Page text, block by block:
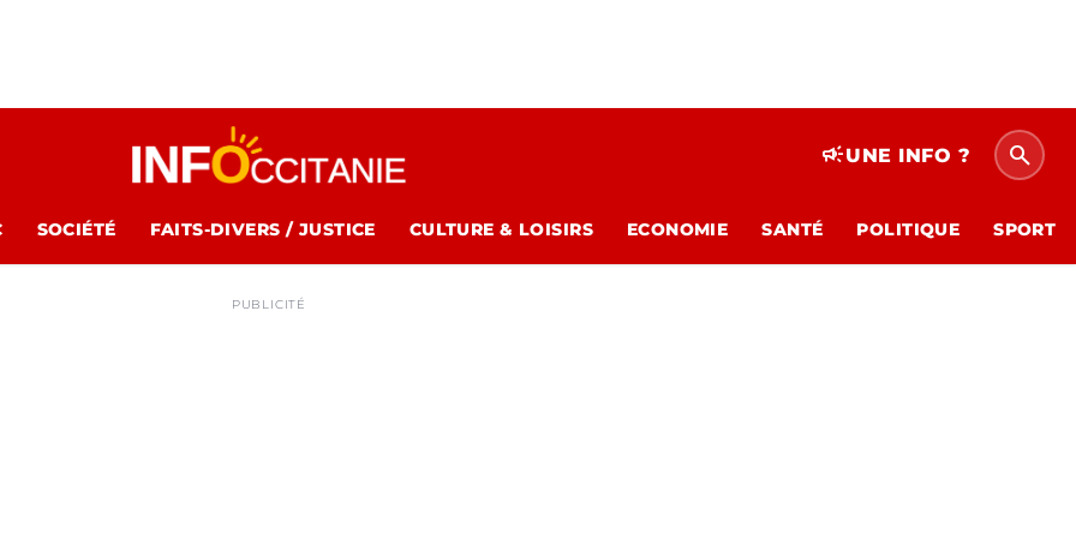
campaignUNE INFO ? search
SOCIÉTÉ FAITS-DIVERS / JUSTICE CULTURE & LOISIRS ECONOMIE SANTÉ POLITIQUE SPORT
PUBLICITÉ